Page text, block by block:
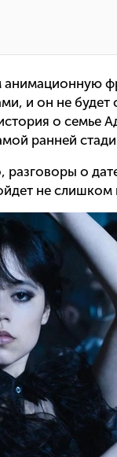
и он не будет
о семье
ранней
о
не слишком